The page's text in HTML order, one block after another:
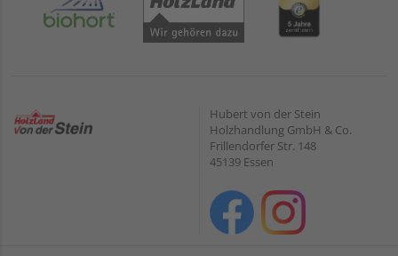
Hubert von der Stein
Holzhandlung GmbH & Co.
Frillendorfer Str. 148
45139 Essen